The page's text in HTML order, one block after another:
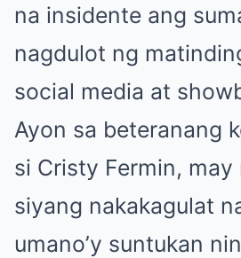
na insidente ang
nagdulot ng
social media at
Ayon sa beteranang
si Cristy Fermin, may
siyang nakakagulat
umano’y suntukan